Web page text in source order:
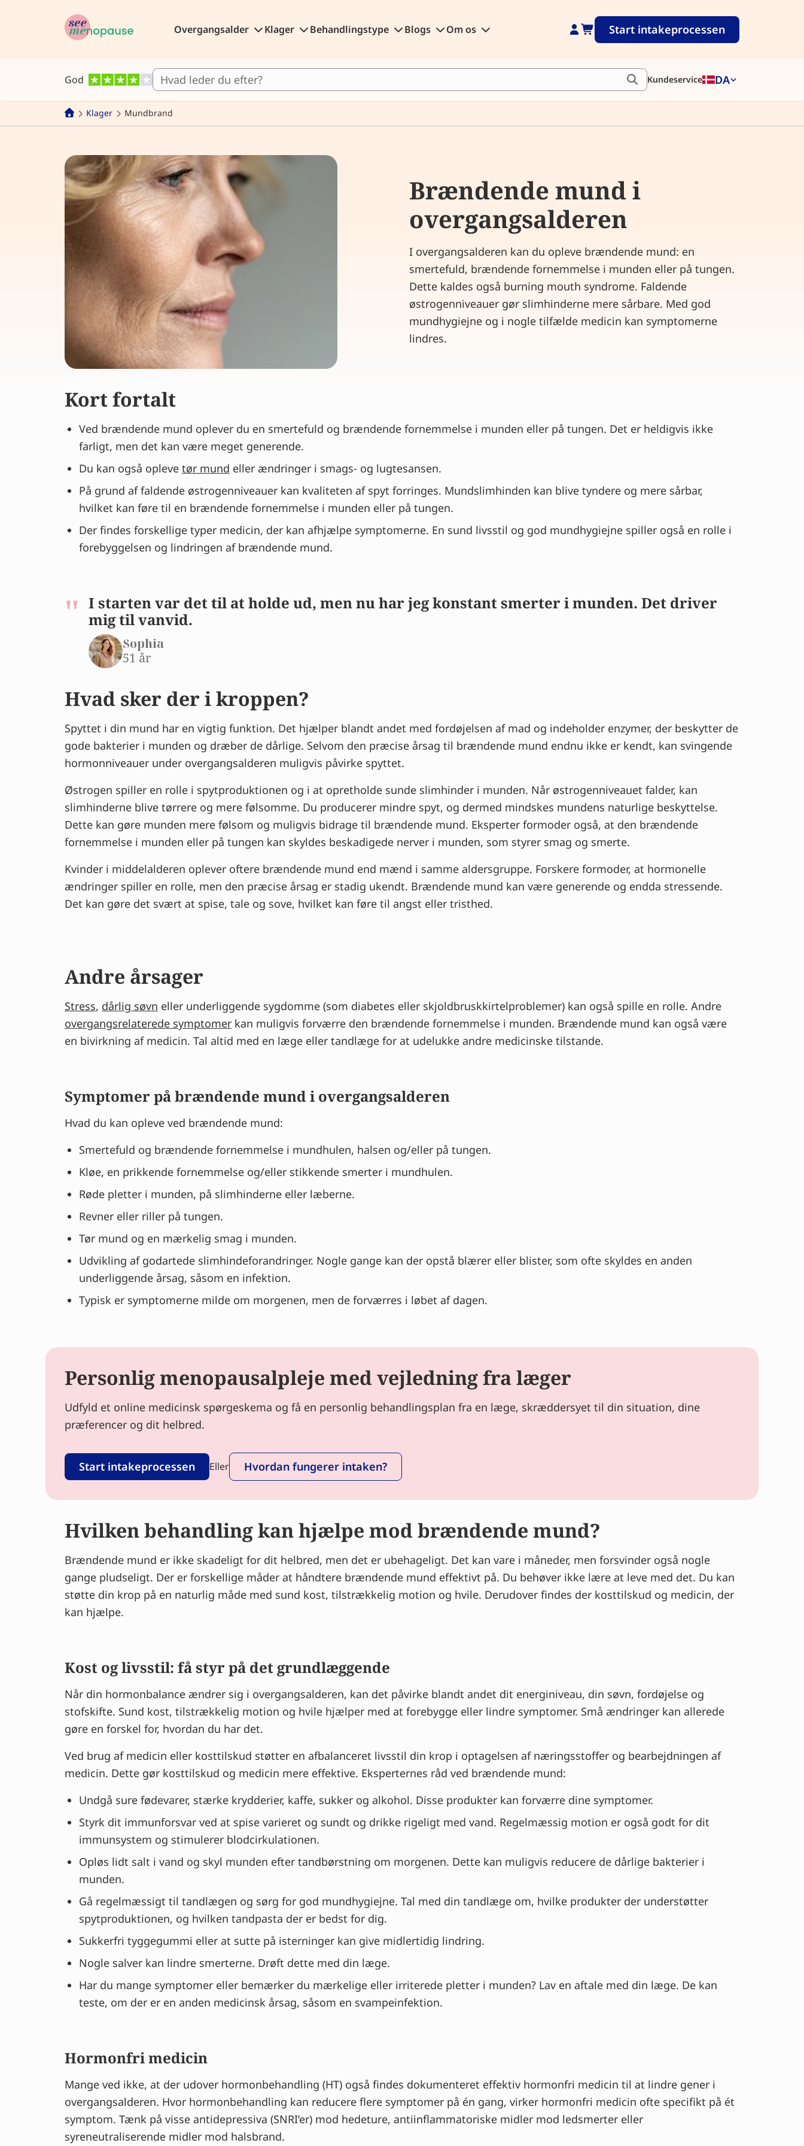
Overgangsalder Klager Behandlingstype Blogs Om os Start intakeprocessen
God Kundeservice DA
Klager Mundbrand
Brændende mund i
overgangsalderen
I overgangsalderen kan du opleve brændende mund: en
smertefuld, brændende fornemmelse i munden eller på tungen.
Dette kaldes også burning mouth syndrome. Faldende
østrogenniveauer gør slimhinderne mere sårbare. Med god
mundhygiejne og i nogle tilfælde medicin kan symptomerne
lindres.
Kort fortalt
Ved brændende mund oplever du en smertefuld og brændende fornemmelse i munden eller på tungen. Det er heldigvis ikke
farligt, men det kan være meget generende.
Du kan også opleve tør mund eller ændringer i smags- og lugtesansen.
På grund af faldende østrogenniveauer kan kvaliteten af spyt forringes. Mundslimhinden kan blive tyndere og mere sårbar,
hvilket kan føre til en brændende fornemmelse i munden eller på tungen.
Der findes forskellige typer medicin, der kan afhjælpe symptomerne. En sund livsstil og god mundhygiejne spiller også en rolle i
forebyggelsen og lindringen af brændende mund.
I starten var det til at holde ud, men nu har jeg konstant smerter i munden. Det driver
mig til vanvid.
Sophia
51 år
Hvad sker der i kroppen?
Spyttet i din mund har en vigtig funktion. Det hjælper blandt andet med fordøjelsen af mad og indeholder enzymer, der beskytter de
gode bakterier i munden og dræber de dårlige. Selvom den præcise årsag til brændende mund endnu ikke er kendt, kan svingende
hormonniveauer under overgangsalderen muligvis påvirke spyttet.
Østrogen spiller en rolle i spytproduktionen og i at opretholde sunde slimhinder i munden. Når østrogenniveauet falder, kan
slimhinderne blive tørrere og mere følsomme. Du producerer mindre spyt, og dermed mindskes mundens naturlige beskyttelse.
Dette kan gøre munden mere følsom og muligvis bidrage til brændende mund. Eksperter formoder også, at den brændende
fornemmelse i munden eller på tungen kan skyldes beskadigede nerver i munden, som styrer smag og smerte.
Kvinder i middelalderen oplever oftere brændende mund end mænd i samme aldersgruppe. Forskere formoder, at hormonelle
ændringer spiller en rolle, men den præcise årsag er stadig ukendt. Brændende mund kan være generende og endda stressende.
Det kan gøre det svært at spise, tale og sove, hvilket kan føre til angst eller tristhed.
Andre årsager
Stress, dårlig søvn eller underliggende sygdomme (som diabetes eller skjoldbruskkirtelproblemer) kan også spille en rolle. Andre
overgangsrelaterede symptomer kan muligvis forværre den brændende fornemmelse i munden. Brændende mund kan også være
en bivirkning af medicin. Tal altid med en læge eller tandlæge for at udelukke andre medicinske tilstande.
Symptomer på brændende mund i overgangsalderen
Hvad du kan opleve ved brændende mund:
Smertefuld og brændende fornemmelse i mundhulen, halsen og/eller på tungen.
Kløe, en prikkende fornemmelse og/eller stikkende smerter i mundhulen.
Røde pletter i munden, på slimhinderne eller læberne.
Revner eller riller på tungen.
Tør mund og en mærkelig smag i munden.
Udvikling af godartede slimhindeforandringer. Nogle gange kan der opstå blærer eller blister, som ofte skyldes en anden
underliggende årsag, såsom en infektion.
Typisk er symptomerne milde om morgenen, men de forværres i løbet af dagen.
Personlig menopausalpleje med vejledning fra læger
Udfyld et online medicinsk spørgeskema og få en personlig behandlingsplan fra en læge, skræddersyet til din situation, dine
præferencer og dit helbred.
Start intakeprocessen Eller Hvordan fungerer intaken?
Hvilken behandling kan hjælpe mod brændende mund?
Brændende mund er ikke skadeligt for dit helbred, men det er ubehageligt. Det kan vare i måneder, men forsvinder også nogle
gange pludseligt. Der er forskellige måder at håndtere brændende mund effektivt på. Du behøver ikke lære at leve med det. Du kan
støtte din krop på en naturlig måde med sund kost, tilstrækkelig motion og hvile. Derudover findes der kosttilskud og medicin, der
kan hjælpe.
Kost og livsstil: få styr på det grundlæggende
Når din hormonbalance ændrer sig i overgangsalderen, kan det påvirke blandt andet dit energiniveau, din søvn, fordøjelse og
stofskifte. Sund kost, tilstrækkelig motion og hvile hjælper med at forebygge eller lindre symptomer. Små ændringer kan allerede
gøre en forskel for, hvordan du har det.
Ved brug af medicin eller kosttilskud støtter en afbalanceret livsstil din krop i optagelsen af næringsstoffer og bearbejdningen af
medicin. Dette gør kosttilskud og medicin mere effektive. Eksperternes råd ved brændende mund:
Undgå sure fødevarer, stærke krydderier, kaffe, sukker og alkohol. Disse produkter kan forværre dine symptomer.
Styrk dit immunforsvar ved at spise varieret og sundt og drikke rigeligt med vand. Regelmæssig motion er også godt for dit
immunsystem og stimulerer blodcirkulationen.
Opløs lidt salt i vand og skyl munden efter tandbørstning om morgenen. Dette kan muligvis reducere de dårlige bakterier i
munden.
Gå regelmæssigt til tandlægen og sørg for god mundhygiejne. Tal med din tandlæge om, hvilke produkter der understøtter
spytproduktionen, og hvilken tandpasta der er bedst for dig.
Sukkerfri tyggegummi eller at sutte på isterninger kan give midlertidig lindring.
Nogle salver kan lindre smerterne. Drøft dette med din læge.
Har du mange symptomer eller bemærker du mærkelige eller irriterede pletter i munden? Lav en aftale med din læge. De kan
teste, om der er en anden medicinsk årsag, såsom en svampeinfektion.
Hormonfri medicin
Mange ved ikke, at der udover hormonbehandling (HT) også findes dokumenteret effektiv hormonfri medicin til at lindre gener i
overgangsalderen. Hvor hormonbehandling kan reducere flere symptomer på én gang, virker hormonfri medicin ofte specifikt på ét
symptom. Tænk på visse antidepressiva (SNRI’er) mod hedeture, antiinflammatoriske midler mod ledsmerter eller
syreneutraliserende midler mod halsbrand.